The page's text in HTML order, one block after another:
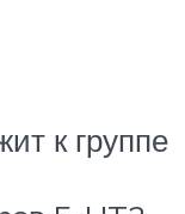
к группе